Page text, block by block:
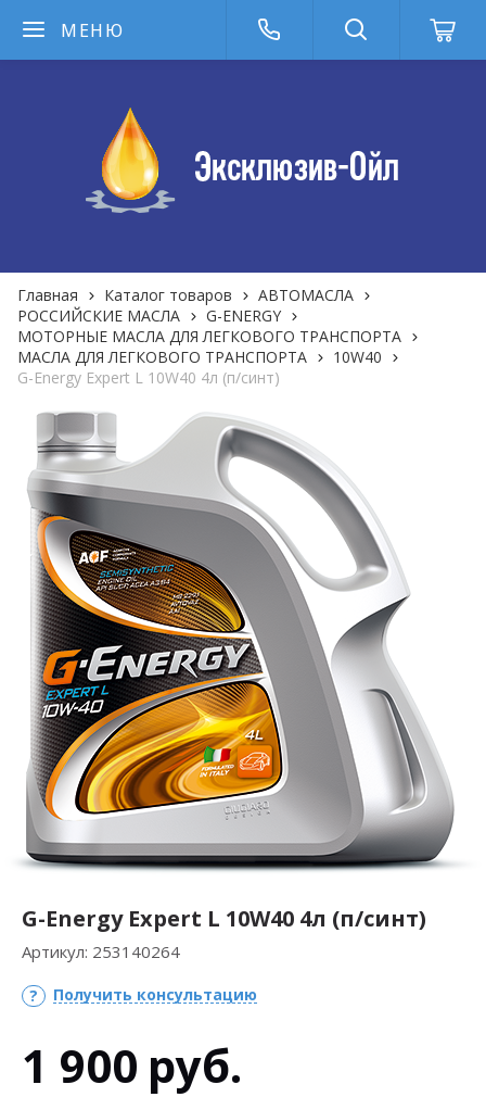
МЕНЮ
Главная Каталог товаров
АВТОМАСЛА
РОССИЙСКИЕ МАСЛА
G-ENERGY
МОТОРНЫЕ МАСЛА ДЛЯ ЛЕГКОВОГО ТРАНСПОРТА
МАСЛА ДЛЯ ЛЕГКОВОГО ТРАНСПОРТА
10W40
G-Energy Expert L 10W40 4л (п/синт)
G-Energy Expert L 10W40 4л (п/синт)
Артикул: 253140264
Получить консультацию
1 900 руб.